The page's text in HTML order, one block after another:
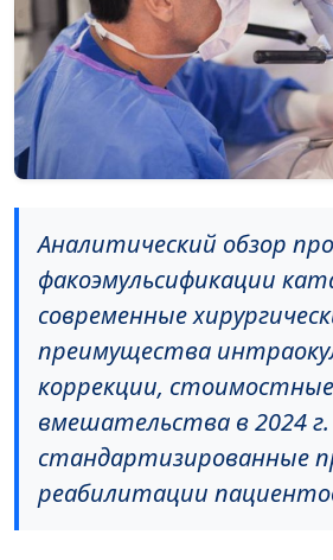
Аналитический обзор
факоэмульсификации
современные
преимущества
коррекции,
вмешательства в 2024
стандартизированные
реабилитации